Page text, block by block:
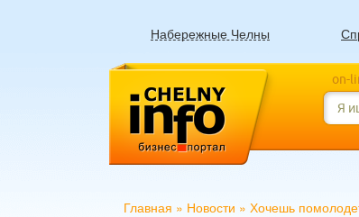
Набережные Челны
on-
Главная » Новости » Хочешь